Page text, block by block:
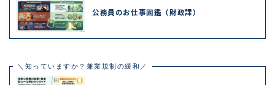
公務員のお仕事図鑑（財政課）
＼知っていますか？兼業規制の緩和／